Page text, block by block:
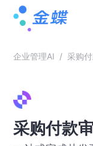
企业管理AI / 采购
采购付款